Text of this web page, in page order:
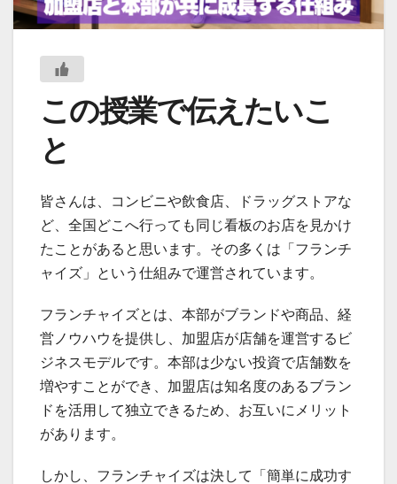
この授業で伝えたいこ
と
皆さんは、コンビニや飲食店、ドラッグストアな
ど、全国どこへ行っても同じ看板のお店を見かけ
たことがあると思います。その多くは「フランチ
ャイズ」という仕組みで運営されています。
フランチャイズとは、本部がブランドや商品、経
営ノウハウを提供し、加盟店が店舗を運営するビ
ジネスモデルです。本部は少ない投資で店舗数を
増やすことができ、加盟店は知名度のあるブラン
ドを活用して独立できるため、お互いにメリット
があります。
しかし、フランチャイズは決して「簡単に成功す